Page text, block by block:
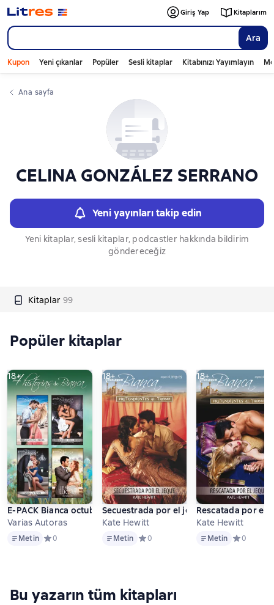
Ara
Giriş Yap Kitaplarım
Kupon Yeni çıkanlar Popüler Sesli kitaplar Kitabınızı Yayımlayın
Ana sayfa
CELINA GONZÁLEZ SERRANO
Yeni yayınları takip edin
Yeni kitaplar, sesli kitaplar, podcastler hakkında bildirim
göndereceğiz
Kitaplar 99
Слайдер с книгами
Popüler kitaplar
18+
E-PACK Bianca octubre 1 2017
Varias Autoras
MetinMetin Средний рейтинг 0 на основе 0 оценок
0
18+
Secuestrada por el jeque
Kate Hewitt
MetinMetin Средний рейтинг 0 на основе 0
0
18+
Rescatada por el
Kate Hewitt
MetinMetin Средний
0
Bu yazarın tüm kitapları